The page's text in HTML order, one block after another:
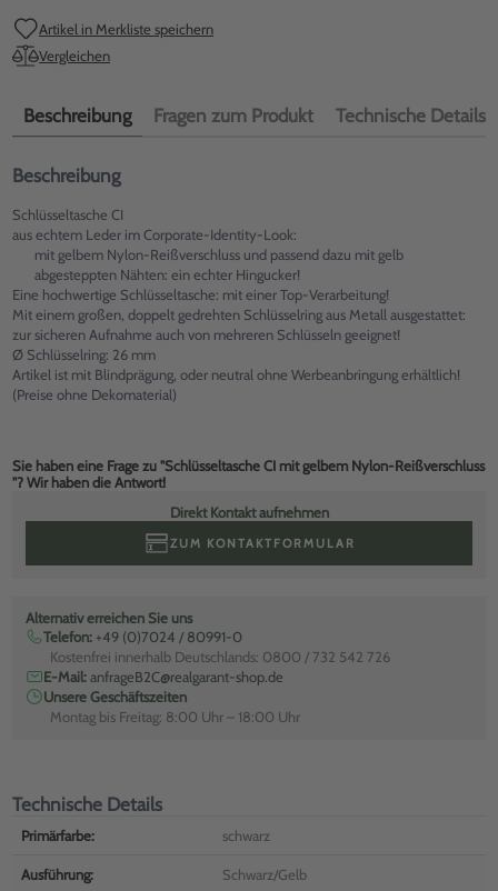
Artikel in Merkliste speichern
Vergleichen
Beschreibung Fragen zum Produkt Technische Details
Beschreibung
Schlüsseltasche CI
aus echtem Leder im Corporate-Identity-Look:
mit gelbem Nylon-Reißverschluss und passend dazu mit gelb
abgesteppten Nähten: ein echter Hingucker!
Eine hochwertige Schlüsseltasche: mit einer Top-Verarbeitung!
Mit einem großen, doppelt gedrehten Schlüsselring aus Metall ausgestattet:
zur sicheren Aufnahme auch von mehreren Schlüsseln geeignet!
Ø Schlüsselring: 26 mm
Artikel ist mit Blindprägung, oder neutral ohne Werbeanbringung erhältlich!
(Preise ohne Dekomaterial)
Sie haben eine Frage zu "Schlüsseltasche CI mit gelbem Nylon-Reißverschluss
"? Wir haben die Antwort!
Direkt Kontakt aufnehmen
ZUM KONTAKTFORMULAR
Alternativ erreichen Sie uns
Telefon: +49 (0)7024 / 80991-0
Kostenfrei innerhalb Deutschlands: 0800 / 732 542 726
E-Mail:anfrageB2C@realgarant-shop.de
Unsere Geschäftszeiten
Montag bis Freitag: 8:00 Uhr – 18:00 Uhr
Technische Details
Primärfarbe: schwarz
Ausführung: Schwarz/Gelb